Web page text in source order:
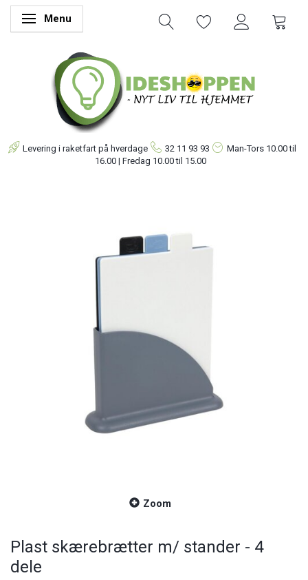
Skifte navigation
Menu
Levering i raketfart på hverdage 32 11 93 93 Man-Tors 10.00 til
16.00 | Fredag 10.00 til 15.00
Zoom
Plast skærebrætter m/ stander - 4
dele